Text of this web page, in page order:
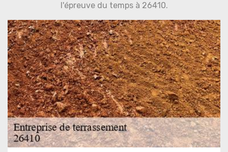
l'épreuve du temps à 26410.